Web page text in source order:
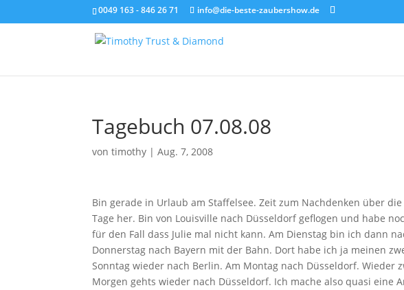
0049 163 - 846 26 71 info@die-beste-zaubershow.de
Tagebuch 07.08.08
vontimothy |Aug. 7, 2008
Bin gerade in Urlaub am Staffelsee. Zeit zum Nachdenken über
Tage her. Bin von Louisville nach Düsseldorf geflogen und habe
für den Fall dass Julie mal nicht kann. Am Dienstag bin ich dann
Donnerstag nach Bayern mit der Bahn. Dort habe ich ja meinen
Sonntag wieder nach Berlin. Am Montag nach Düsseldorf. Wieder
Morgen gehts wieder nach Düsseldorf. Ich mache also quasi eine